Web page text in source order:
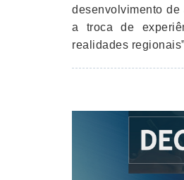
desenvolvimento
a troca de
realidades